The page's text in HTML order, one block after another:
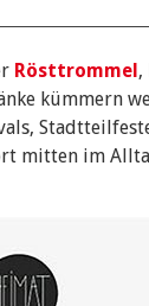
Rösttrommel,
kümmern
mitten im